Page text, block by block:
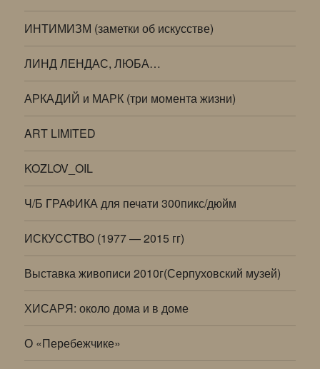
ИНТИМИЗМ (заметки об искусстве)
ЛИНД ЛЕНДАС, ЛЮБА…
АРКАДИЙ и МАРК (три момента жизни)
ART LIMITED
KOZLOV_OIL
Ч/Б ГРАФИКА для печати 300пикс/дюйм
ИСКУССТВО (1977 — 2015 гг)
Выставка живописи 2010г(Серпуховский музей)
ХИСАРЯ: около дома и в доме
О «Перебежчике»